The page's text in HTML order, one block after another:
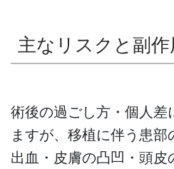
主なリスクと副
術後の過ごし方・個人差
ますが、移植に伴う患部
出血・皮膚の凸凹・頭皮